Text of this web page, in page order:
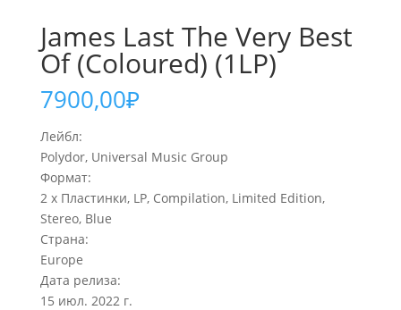
James Last The Very Best
Of (Coloured) (1LP)
7900,00₽
Лейбл:
Polydor, Universal Music Group
Формат:
2 x Пластинки, LP, Compilation, Limited Edition,
Stereo, Blue
Страна:
Europe
Дата релиза:
15 июл. 2022 г.